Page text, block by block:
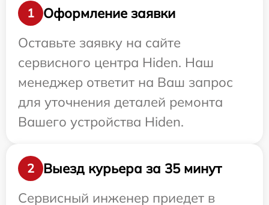
1
Оформление заявки
Оставьте заявку на сайте
сервисного центра Hiden. Наш
менеджер ответит на Ваш запрос
для уточнения деталей ремонта
Вашего устройства Hiden.
2
Выезд курьера за 35 минут
Сервисный инженер приедет в